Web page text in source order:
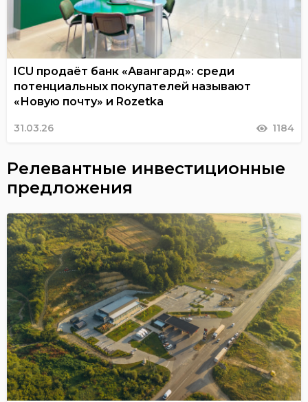
ICU продаёт банк «Авангард»: среди
потенциальных покупателей называют
«Новую почту» и Rozetka
31.03.26 1184
Релевантные инвестиционные
предложения